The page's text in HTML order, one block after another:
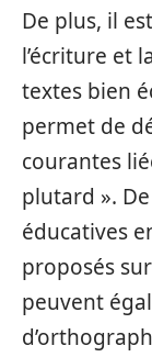
De plus, il
l’écriture et
textes bien
permet de
courantes
plutard ».
éducatives
proposés
peuvent